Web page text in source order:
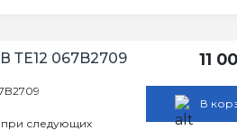
ТЕ12 067B2709
при следующих
11
В